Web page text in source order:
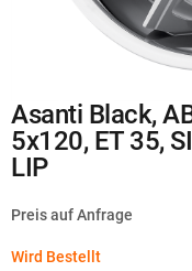
Zum
Anfang
der
Bildgalerie
springen
Asanti Black,
5x120, ET 35,
LIP
Preis auf Anfrage
Wird Bestellt